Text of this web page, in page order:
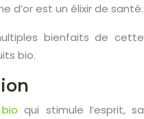
d’or est un élixir de santé.
bienfaits de cette
bio.
qui stimule l’esprit, sa